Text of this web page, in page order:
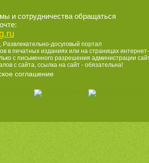
и сотрудничества обращаться
Развлекательно-досуговый портал
в печатных изданиях или на страницах интернет-
с письменного разрешения администрации
с сайта, ссылка на сайт - обязательна!
соглашение